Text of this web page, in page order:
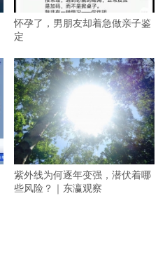
怀孕了，男朋友却着急做亲子鉴
定
紫外线为何逐年变强，潜伏着哪
些风险？｜东瀛观察